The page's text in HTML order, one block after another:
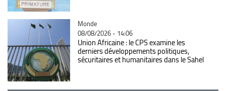
Catégorie
Monde
08/08/2026 - 14:06
Union Africaine : le CPS examine les
derniers développements politiques,
sécuritaires et humanitaires dans le Sahel